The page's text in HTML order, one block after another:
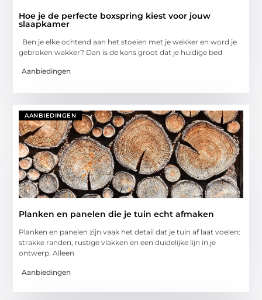
Hoe je de perfecte boxspring kiest voor jouw
slaapkamer
Ben je elke ochtend aan het stoeien met je wekker en word je
gebroken wakker? Dan is de kans groot dat je huidige bed
Aanbiedingen
AANBIEDINGEN
Planken en panelen die je tuin echt afmaken
Planken en panelen zijn vaak het detail dat je tuin af laat voelen:
strakke randen, rustige vlakken en een duidelijke lijn in je
ontwerp. Alleen
Aanbiedingen